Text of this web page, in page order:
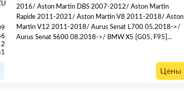
2016/ Aston Martin DBS 2007-2012/ Aston Martin
Rapide 2011-2021/ Aston Martin V8 2011-2018/ Aston
Martin V12 2011-2018/ Aurus Senat L700 05.2018->/
Aurus Senat S600 08.2018->/ BMW X5 [G05, F95]
2018->/ Ford Tourneo Custom V710 [NXN,NRN] 2023-
Цены